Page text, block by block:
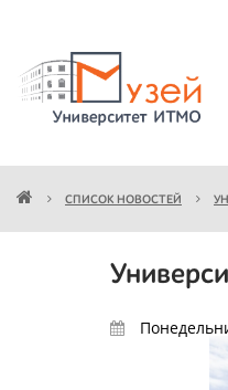
СПИСОК НОВОСТЕЙ